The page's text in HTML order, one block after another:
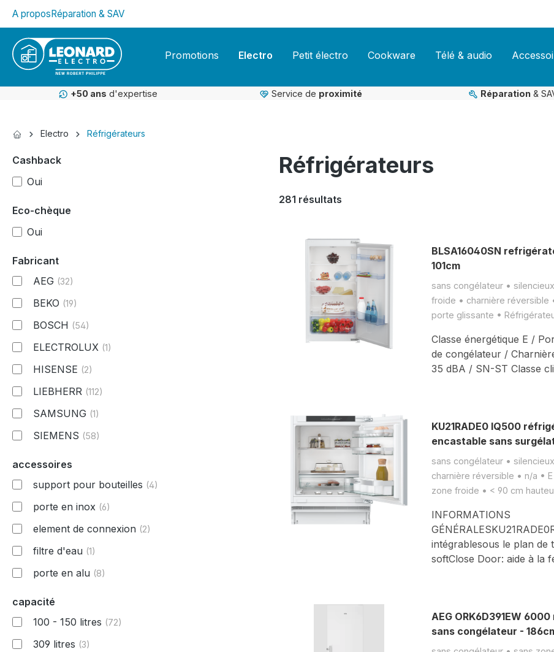
general.skipToNavigation
A proposRéparation & SAV
Promotions Electro Petit électro Cookware Télé & audio
+50 ans d'expertise Service de proximité Réparation &
Electro Réfrigérateurs
Cashback
Oui
Eco-chèque
Oui
Fabricant
AEG (32)
BEKO (19)
BOSCH (54)
ELECTROLUX (1)
HISENSE (2)
LIEBHERR (112)
SAMSUNG (1)
SIEMENS (58)
accessoires
support pour bouteilles (4)
porte en inox (6)
element de connexion (2)
filtre d'eau (1)
porte en alu (8)
capacité
100 - 150 litres (72)
309 litres (3)
Réfrigérateurs
281 résultats
BLSA16040SN
101cm
sans congélateur •
froide • charnière réversible
porte glissante •
Classe énergétique E /
de congélateur /
35 dBA / SN-ST Classe
KU21RADE0 IQ500
encastable sans
sans congélateur •
charnière réversible • n/a •
zone froide • < 90 cm
INFORMATIONS
intégrablesous le plan de
softClose Door: aide à la
AEG ORK6D391EW
sans congélateur -